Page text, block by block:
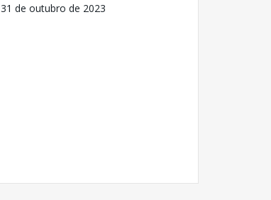
31 de outubro de 2023